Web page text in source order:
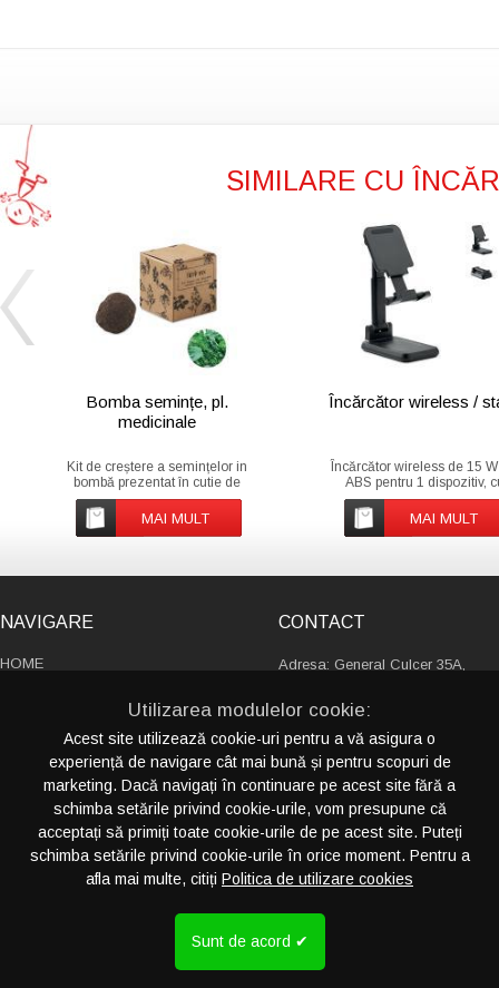
SIMILARE CU
Bomba semințe, pl.
medicinale
Kit de creștere a semințelor in
bombă prezentat în cutie de
carton. Inclusiv semințe de
anason, artemisia vulgaris,
mărar, fenicul, mușețel și
MAI MULT
Încărcător wireless /
Încărcător wireless de 15
ABS pentru 1 dispozitiv,
suport pentru
extensibil și pliabil. Ieșire:
9V/1,67A (15W) pentru
Android, iPhone® 8, X și
MAI MULT
NAVIGARE
HOME
CATALOAGE
SERVICII
PORTOFOLIU
CONTACT
CONTACT
Adresa: General Culcer 35A,
Romania
+4 021 230 13 88
+4 021 411 13 31
info@crispyideas.ro
... vezi toate
Utilizarea modulelor cookie:
Acest site utilizează cookie-uri pentru a vă asigura o
experiență de navigare cât mai bună și pentru scopuri de
marketing. Dacă navigați în continuare pe acest site fără a
schimba setările privind cookie-urile, vom presupune că
acceptați să primiți toate cookie-urile de pe acest site. Puteți
schimba setările privind cookie-urile în orice moment. Pentru a
afla mai multe, citiți Politica de utilizare cookies
Sunt de acord ✔